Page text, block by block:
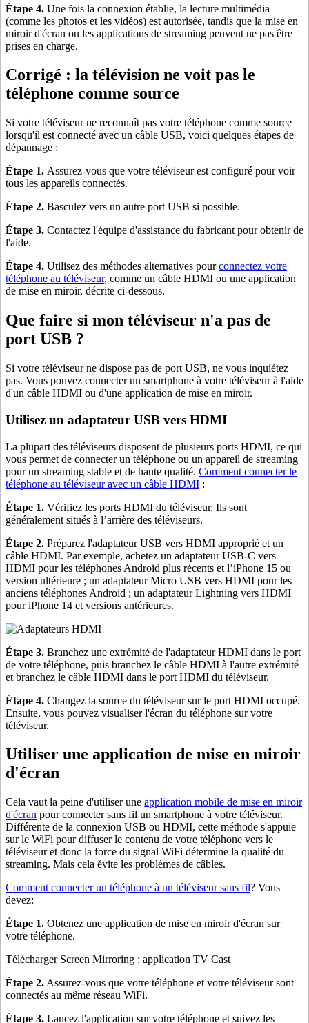
Étape 4. Une fois la connexion établie, la lecture multimédia
(comme les photos et les vidéos) est autorisée, tandis que la mise en
miroir d'écran ou les applications de streaming peuvent ne pas être
prises en charge.
Corrigé : la télévision ne voit pas le
téléphone comme source
Si votre téléviseur ne reconnaît pas votre téléphone comme source
lorsqu'il est connecté avec un câble USB, voici quelques étapes de
dépannage :
Étape 1. Assurez-vous que votre téléviseur est configuré pour voir
tous les appareils connectés.
Étape 2. Basculez vers un autre port USB si possible.
Étape 3. Contactez l'équipe d'assistance du fabricant pour obtenir de
l'aide.
Étape 4. Utilisez des méthodes alternatives pourconnectez votre
téléphone au téléviseur, comme un câble HDMI ou une application
de mise en miroir, décrite ci-dessous.
Que faire si mon téléviseur n'a pas de
port USB ?
Si votre téléviseur ne dispose pas de port USB, ne vous inquiétez
pas. Vous pouvez connecter un smartphone à votre téléviseur à l'aide
d'un câble HDMI ou d'une application de mise en miroir.
Utilisez un adaptateur USB vers HDMI
La plupart des téléviseurs disposent de plusieurs ports HDMI, ce qui
vous permet de connecter un téléphone ou un appareil de streaming
pour un streaming stable et de haute qualité. Comment connecter le
téléphone au téléviseur avec un câble HDMI :
Étape 1. Vérifiez les ports HDMI du téléviseur. Ils sont
généralement situés à l’arrière des téléviseurs.
Étape 2. Préparez l'adaptateur USB vers HDMI approprié et un
câble HDMI. Par exemple, achetez un adaptateur USB-C vers
HDMI pour les téléphones Android plus récents et l’iPhone 15 ou
version ultérieure ; un adaptateur Micro USB vers HDMI pour les
anciens téléphones Android ; un adaptateur Lightning vers HDMI
pour iPhone 14 et versions antérieures.
Étape 3. Branchez une extrémité de l'adaptateur HDMI dans le port
de votre téléphone, puis branchez le câble HDMI à l'autre extrémité
et branchez le câble HDMI dans le port HDMI du téléviseur.
Étape 4. Changez la source du téléviseur sur le port HDMI occupé.
Ensuite, vous pouvez visualiser l'écran du téléphone sur votre
téléviseur.
Utiliser une application de mise en miroir
d'écran
Cela vaut la peine d'utiliser une application mobile de mise en miroir
d'écran pour connecter sans fil un smartphone à votre téléviseur.
Différente de la connexion USB ou HDMI, cette méthode s'appuie
sur le WiFi pour diffuser le contenu de votre téléphone vers le
téléviseur et donc la force du signal WiFi détermine la qualité du
streaming. Mais cela évite les problèmes de câbles.
Comment connecter un téléphone à un téléviseur sans fil? Vous
devez:
Étape 1. Obtenez une application de mise en miroir d'écran sur
votre téléphone.
Télécharger Screen Mirroring : application TV Cast
Étape 2. Assurez-vous que votre téléphone et votre téléviseur sont
connectés au même réseau WiFi.
Étape 3. Lancez l'application sur votre téléphone et suivez les